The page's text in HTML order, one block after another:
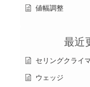
値幅調整
最近
セリングクライ
ウェッジ